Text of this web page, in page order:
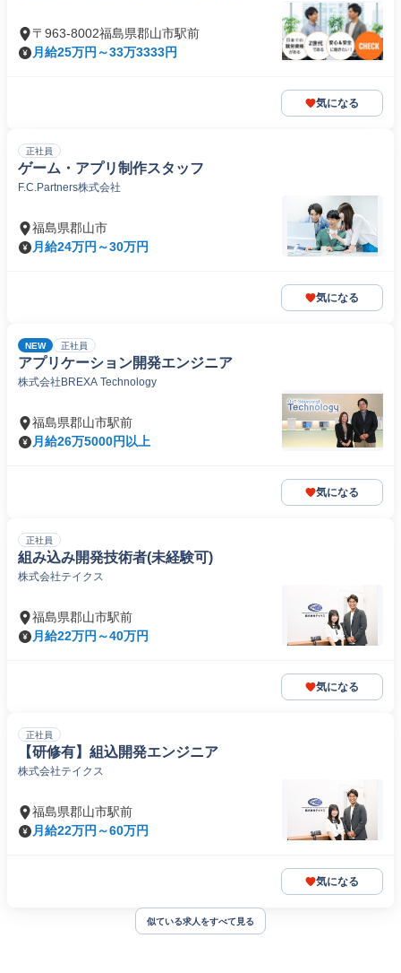
〒963-8002福島県郡山市駅前
月給25万円～33万3333円
気になる
正社員
ゲーム・アプリ制作スタッフ
F.C.Partners株式会社
福島県郡山市
月給24万円～30万円
気になる
NEW 正社員
アプリケーション開発エンジニア
株式会社BREXA Technology
福島県郡山市駅前
月給26万5000円以上
気になる
正社員
組み込み開発技術者(未経験可)
株式会社テイクス
福島県郡山市駅前
月給22万円～40万円
気になる
正社員
【研修有】組込開発エンジニア
株式会社テイクス
福島県郡山市駅前
月給22万円～60万円
気になる
似ている求人をすべて見る